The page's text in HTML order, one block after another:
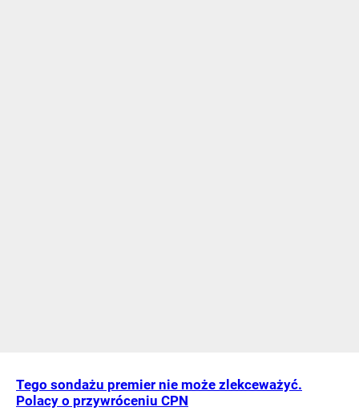
Tego sondażu premier nie może zlekceważyć.
Polacy o przywróceniu CPN